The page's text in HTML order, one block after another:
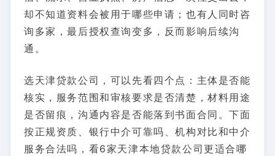
却不知道资料会被用于哪些申请；也有人同时咨
询多家，最后授权查询变多，反而影响后续沟
通。
选天津贷款公司，可以先看四个点：主体是否能
核实，服务范围和审核要求是否清楚，材料用途
是否留痕，沟通内容是否能落到书面合同。下面
按正规资质、银行中介可靠吗、机构对比和中介
服务合法吗，看6家天津本地贷款公司更适合哪